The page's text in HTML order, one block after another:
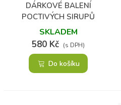
DÁRKOVÉ BALENÍ
POCTIVÝCH SIRUPŮ
4X330 ML
SKLADEM
580 Kč (s DPH)
Do košíku